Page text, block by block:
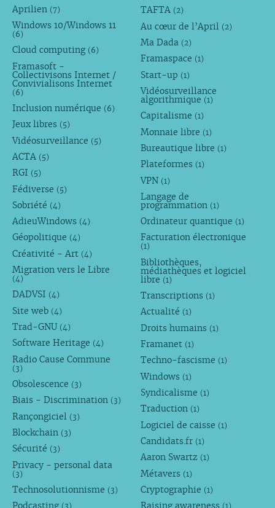
Aprilien (7)
Windows 10/Windows 11
(6)
Cloud computing (6)
Framasoft -
Collectivisons Internet /
Convivialisons Internet
(6)
Inclusion numérique (6)
Jeux libres (5)
Vidéosurveillance (5)
ACTA (5)
RGI (5)
Fédiverse (5)
Sobriété (4)
AdieuWindows (4)
Géopolitique (4)
Créativité - Art (4)
Migration vers le Libre
(4)
DADVSI (4)
Site web (4)
Trad-GNU (4)
Software Heritage (4)
Radio Cause Commune
(3)
Obsolescence (3)
Biais - Discrimination (3)
Rançongiciel (3)
Blockchain (3)
Sécurité (3)
Privacy - personal data
(3)
Technosolutionnisme (3)
Podcasting (3)
TAFTA (2)
Au cœur de l’April (2)
Ma Dada (2)
Framaspace (1)
Start-up (1)
Vidéosurveillance
algorithmique (1)
Capitalisme (1)
Monnaie libre (1)
Bureautique libre (1)
Plateformes (1)
VPN (1)
Langage de
programmation (1)
Ordinateur quantique (1)
Facturation électronique
(1)
Bibliothèques,
médiathèques et logiciel
libre (1)
Transcriptions (1)
Actualité (1)
Droits humains (1)
Framanet (1)
Techno-fascisme (1)
Windows (1)
Syndicalisme (1)
Traduction (1)
Logiciel de caisse (1)
Candidats.fr (1)
Aaron Swartz (1)
Métavers (1)
Cryptographie (1)
Raising awareness (1)